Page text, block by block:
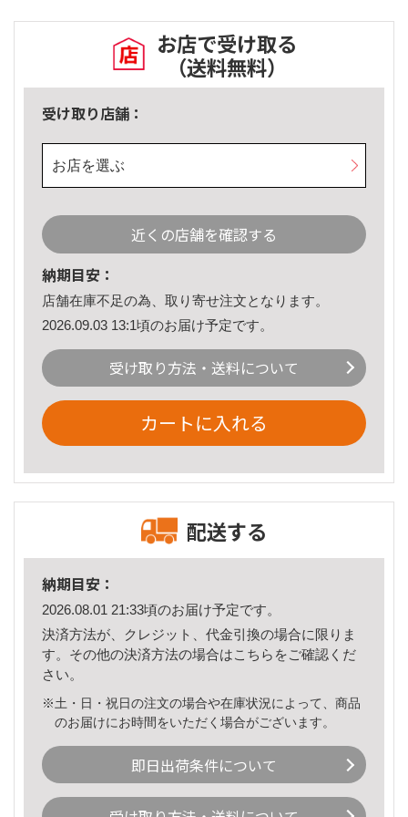
お店で受け取る
（送料無料）
受け取り店舗：
お店を選ぶ
近くの店舗を確認する
納期目安：
店舗在庫不足の為、取り寄せ注文となります。
2026.09.03 13:1頃のお届け予定です。
受け取り方法・送料について
カートに入れる
配送する
納期目安：
2026.08.01 21:33頃のお届け予定です。
決済方法が、クレジット、代金引換の場合に限りま
す。その他の決済方法の場合はこちら をご確認くだ
さい。
※土・日・祝日の注文の場合や在庫状況によって、商品
のお届けにお時間をいただく場合がございます。
即日出荷条件について